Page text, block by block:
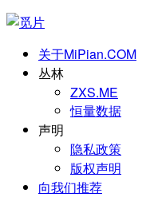
关于MiPian.COM
丛林
ZXS.ME
恒量数据
声明
隐私政策
版权声明
向我们推荐